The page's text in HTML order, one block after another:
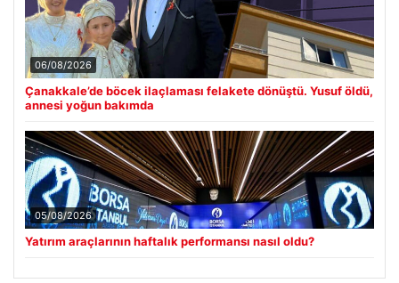
06/08/2026
Çanakkale’de böcek ilaçlaması felakete dönüştü. Yusuf öldü,
annesi yoğun bakımda
05/08/2026
Yatırım araçlarının haftalık performansı nasıl oldu?